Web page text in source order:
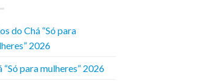
do Chá “Só para
2026
“Só para mulheres” 2026